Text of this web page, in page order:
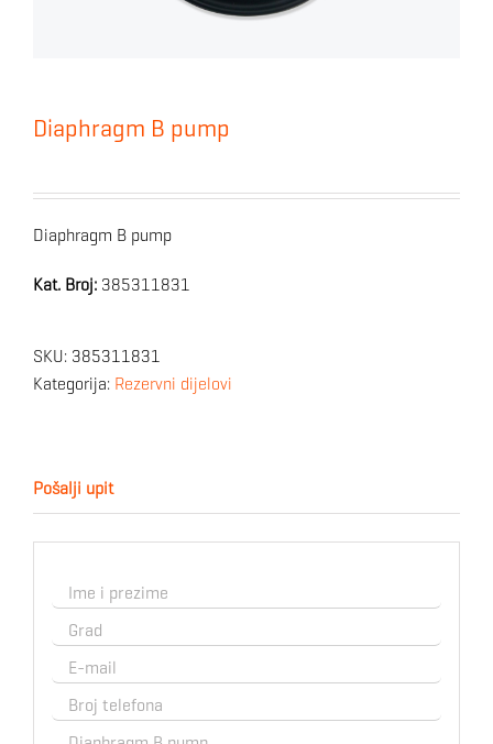
Diaphragm B pump
Diaphragm B pump
Kat. Broj: 385311831
SKU: 385311831
Kategorija: Rezervni dijelovi
Pošalji upit